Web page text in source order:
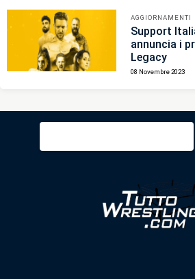
AGGIORNAMENTI
Support
annuncia i
Legacy
08 Novembre 2023
Ricerca